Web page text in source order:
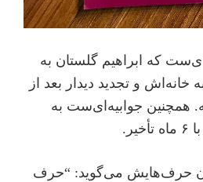
که ابراهیم گلستان به
و تجدید دیدار بعد از
همچنین جوابیه‌ای‌ست به
حرف‌هایش می‌گوید: “حرف